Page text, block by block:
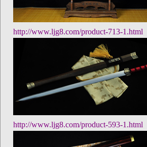
http://www.ljg8.com/product-713-1.html
http://www.ljg8.com/product-593-1.html